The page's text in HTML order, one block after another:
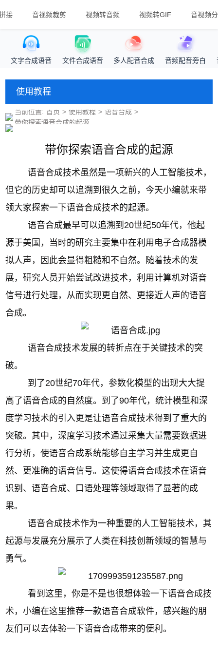
接 音视频裁剪 视频转音频 视频转GIF 音视频
文字合成语音 文件合成语音 多人配音合成 音频配音旁白
使用教程
当前位置: 首页 > 使用教程 > 语音合成 >
带你探索语音合成的起源
带你探索语音合成的起源
语音合成技术虽然是一项新兴的人工智能技术 ，
但它的历史却可以追溯到很久之前，今天小编就来带
领大家探索一下语音合成技术的起源。
语音合成最早可以追溯到20世纪50年代，他起
源于美国，当时的研究主要集中在利用电子合成器模
拟人声，因此会显得粗糙和不自然。随着技术的发
展，研究人员开始尝试改进技术，利用计算机对语音
信号进行处理，从而实现更自然、更接近人声的语音
合成。
语音合成技术发展的转折点在于关键技术的突
破。
到了20世纪70年代，参数化模型的出现大大提
高了语音合成的自然度。到了90年代，统计模型和深
度学习技术的引入更是让语音合成技术得到了重大的
突破。其中，深度学习技术通过采集大量需要数据进
行分析，使语音合成系统能够自主学习并生成更自
然、更准确的语音信号。这使得语音合成技术在语音
识别、语音合成、口语处理等领域取得了显著的成
果。
语音合成技术作为一种重要的人工智能技术，其
起源与发展充分展示了人类在科技创新领域的智慧与
勇气。
看到这里，你是不是也很想体验一下语音合成技
术，小编在这里推荐一款语音合成软件，感兴趣的朋
友们可以去体验一下语音合成带来的便利。